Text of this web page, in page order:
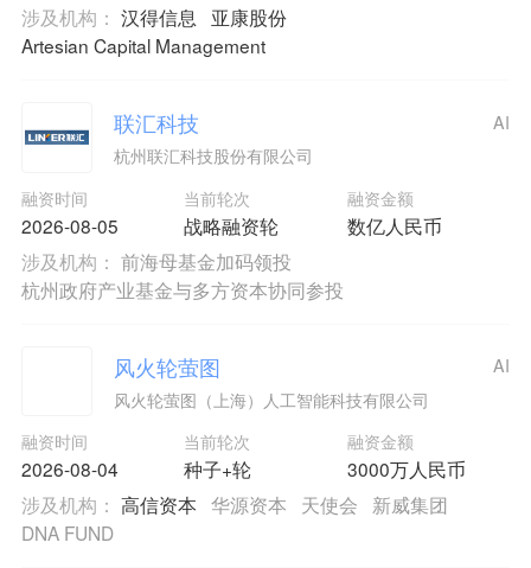
涉及机构： 汉得信息
亚康股份
Artesian Capital Management
联汇科技
杭州联汇科技股份有限公司
融资时间
2026-08-05
当前轮次
战略融资轮
融资金额
数亿人民币
AI
涉及机构： 前海母基金加码领投
杭州政府产业基金与多方资本协同参投
风火轮萤图
风火轮萤图（上海）人工智能科技有限公司
融资时间
2026-08-04
当前轮次
种子+轮
融资金额
3000万人民币
AI
涉及机构： 高信资本 华源资本 天使会
新威集团
DNA FUND